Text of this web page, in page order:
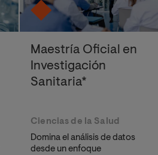
Maestría Oficial en
Investigación
Sanitaria*
Ciencias de la Salud
Domina el análisis de datos
desde un enfoque